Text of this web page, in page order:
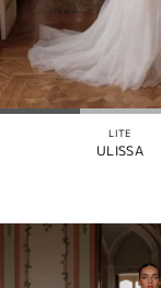
LITE
ULISSA